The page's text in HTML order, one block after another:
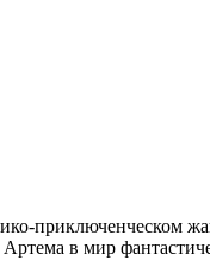
приключенческом
Артема в мир